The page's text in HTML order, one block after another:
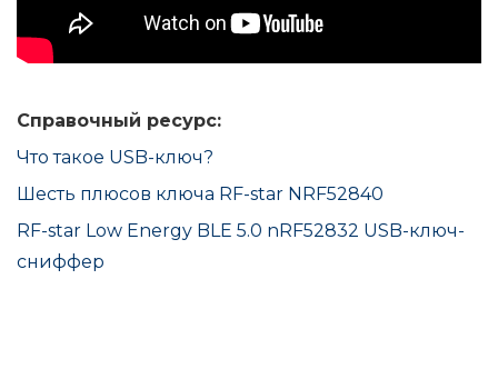
Справочный ресурс:
Что такое USB-ключ?
Шесть плюсов ключа RF-star NRF52840
RF-star Low Energy BLE 5.0 nRF52832 USB-ключ-
сниффер